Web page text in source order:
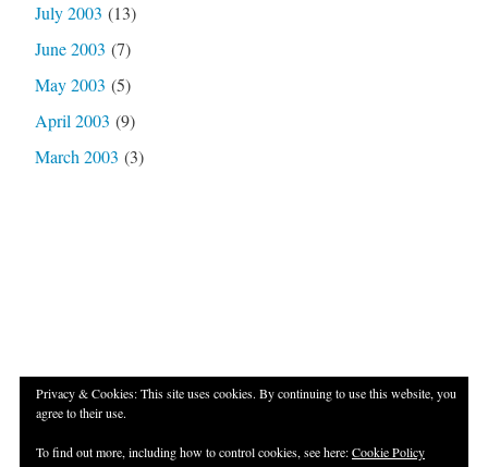
July 2003 (13)
June 2003 (7)
May 2003 (5)
April 2003 (9)
March 2003 (3)
Privacy & Cookies: This site uses cookies. By continuing to use this website, you
agree to their use.
To find out more, including how to control cookies, see here:Cookie Policy